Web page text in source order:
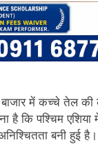
में कच्चे तेल की
कि पश्चिम एशिया
बनी हुई